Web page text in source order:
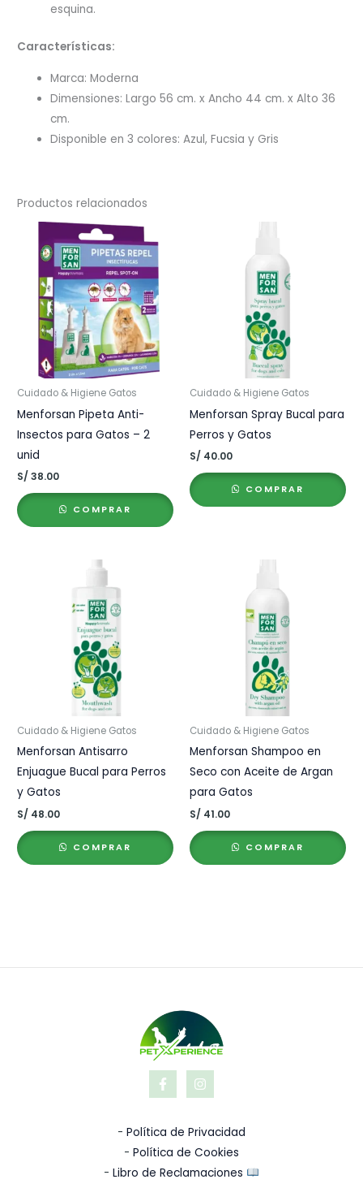
esquina.
Características:
Marca: Moderna
Dimensiones: Largo 56 cm. x Ancho 44 cm. x Alto 36
cm.
Disponible en 3 colores: Azul, Fucsia y Gris
Productos relacionados
Cuidado & Higiene Gatos
Menforsan Pipeta Anti-
Insectos para Gatos – 2
unid
S/ 38.00
COMPRAR
Cuidado & Higiene Gatos
Menforsan Spray Bucal para
Perros y Gatos
S/ 40.00
COMPRAR
Cuidado & Higiene Gatos
Menforsan Antisarro
Enjuague Bucal para Perros
y Gatos
S/ 48.00
COMPRAR
Cuidado & Higiene Gatos
Menforsan Shampoo en
Seco con Aceite de Argan
para Gatos
S/ 41.00
COMPRAR
- Política de Privacidad
- Política de Cookies
-Libro de Reclamaciones